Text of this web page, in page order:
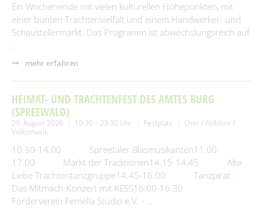
Ein Wochenende mit vielen kulturellen Höhepunkten, mit
einer bunten Trachtenvielfalt und einem Handwerker- und
Schaustellermarkt. Das Programm ist abwechslungsreich auf
…
mehr erfahren
HEIMAT- UND TRACHTENFEST DES AMTES BURG
(SPREEWALD)
29. August 2026 10:30 – 23:30 Uhr Festplatz
Chor / Folklore /
Volksmusik
10.30-14.00 Spreetaler Blasmusikanten11.00-
17.00 Markt der Traditionen14.15-14.45 Alte
Liebe Trachtentanzgruppe14.45-16.00 Tanzpirat -
Das Mitmach-Konzert mit KESS16.00-16.30
Förderverein Femella Studio e.V. - …